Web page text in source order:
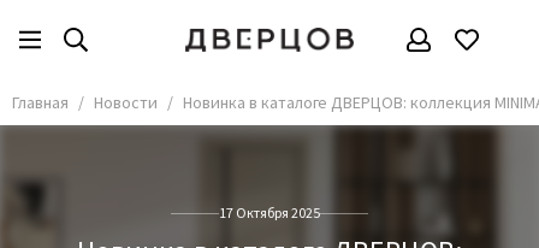
Главная Новости Новинка в каталоге ДВЕРЦОВ: коллекция
17 Октября 2025